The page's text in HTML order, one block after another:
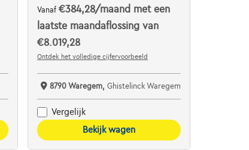
Vanaf€384,28/maand met een
laatste maandaflossing van
€8.019,28
Ontdek het volledige cijfervoorbeeld
8790 Waregem,Ghistelinck Waregem
Vergelijk
Bekijk wagen